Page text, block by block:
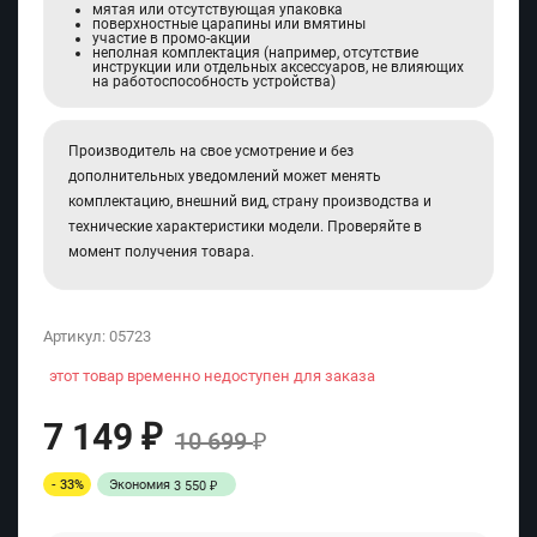
мятая или отсутствующая упаковка
поверхностные царапины или вмятины
участие в промо-акции
неполная комплектация (например, отсутствие
инструкции или отдельных аксессуаров, не влияющих
на работоспособность устройства)
Производитель на свое усмотрение и без
дополнительных уведомлений может менять
комплектацию, внешний вид, страну производства и
технические характеристики модели. Проверяйте в
момент получения товара.
Артикул: 05723
этот товар временно недоступен для заказа
7 149 ₽ 10 699₽
- 33% Экономия 3 550 ₽